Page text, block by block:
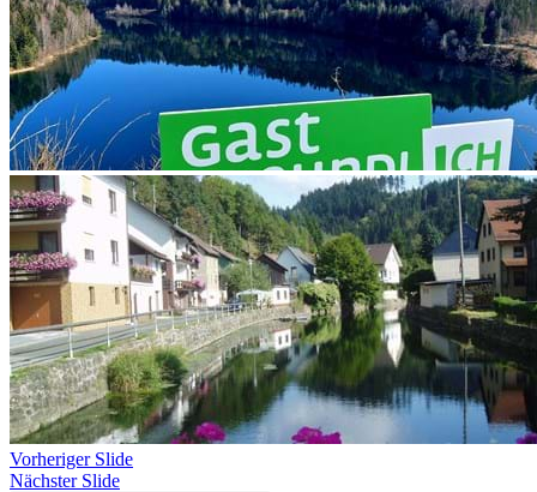
Vorheriger Slide
Nächster Slide